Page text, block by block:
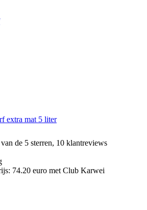
extra mat 5 liter
de 5 sterren, 10 klantreviews
74.20 euro met Club Karwei